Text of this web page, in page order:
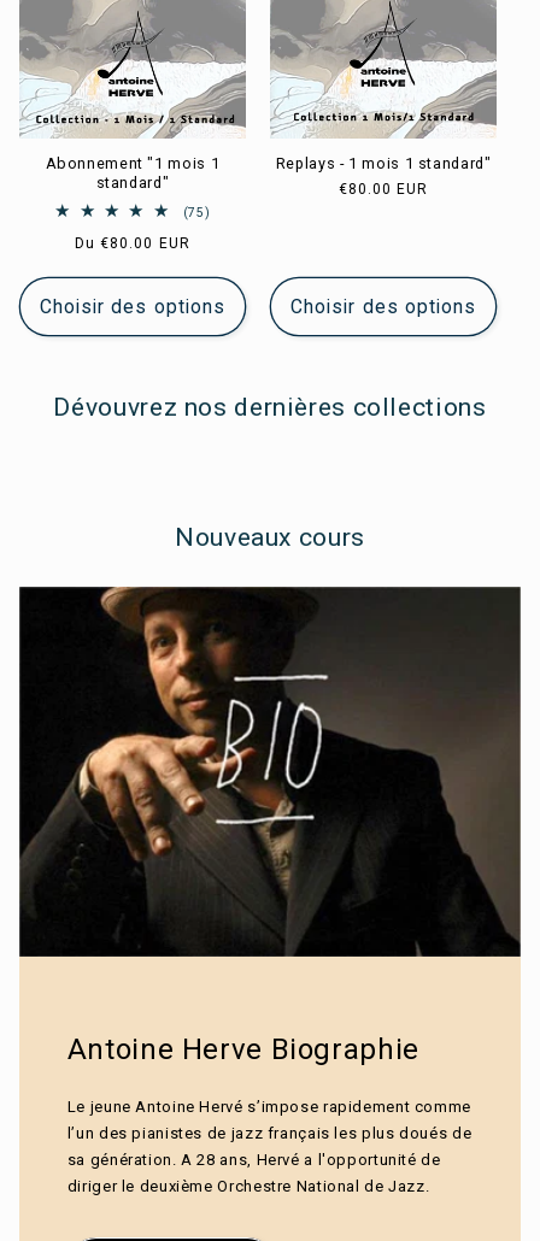
Abonnement "1 mois 1
standard"
(75)
Prix
Du€80.00 EUR
Choisir des options
Replays - 1 mois 1 standard"
Prix
€80.00 EUR
Choisir des options
Dévouvrez nos dernières collections
Nouveaux cours
Antoine Herve Biographie
Le jeune Antoine Hervé s’impose rapidement comme
l’un des pianistes de jazz français les plus doués de
sa génération. A 28 ans, Hervé a l'opportunité de
diriger le deuxième Orchestre National de Jazz.